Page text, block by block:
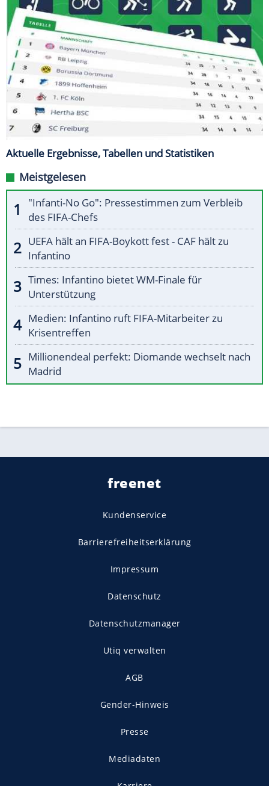
Aktuelle Ergebnisse, Tabellen und Statistiken
Meistgelesen
"Infanti-No Go": Pressestimmen zum Verbleib
des FIFA-Chefs
UEFA hält an FIFA-Boykott fest - CAF hält zu
Infantino
Times: Infantino bietet WM-Finale für
Unterstützung
Medien: Infantino ruft FIFA-Mitarbeiter zu
Krisentreffen
Millionendeal perfekt: Diomande wechselt nach
Madrid
freenet
Kundenservice
Barrierefreiheitserklärung
Impressum
Datenschutz
Datenschutzmanager
Utiq verwalten
AGB
Gender-Hinweis
Presse
Mediadaten